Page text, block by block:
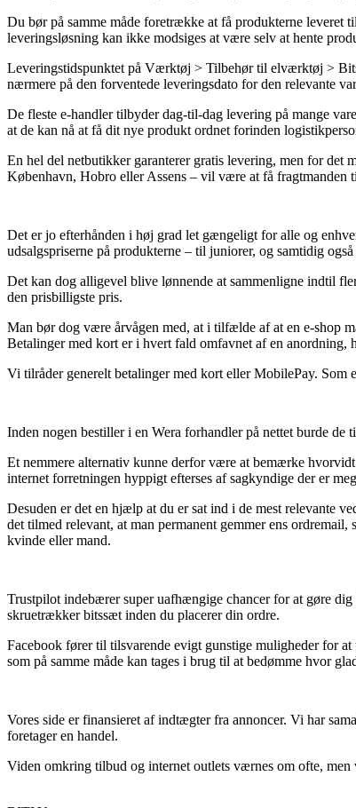
Du bør på samme måde foretrække at få produkterne leveret
leveringsløsning kan ikke modsiges at være selv at hente
Leveringstidspunktet på Værktøj > Tilbehør til elværktøj >
nærmere på den forventede leveringsdato for den relevante
De fleste e-handler tilbyder dag-til-dag levering på mange
at de kan nå at få dit nye produkt ordnet forinden
En hel del netbutikker garanterer gratis levering, men for det
København, Hobro eller Assens – vil være at få fragtmanden
Det er jo efterhånden i høj grad let gængeligt for alle og
udsalgspriserne på produkterne – til juniorer, og samtidig
Det kan dog alligevel blive lønnende at sammenligne indtil
den prisbilligste pris.
Man bør dog være årvågen med, at i tilfælde af at en e-shop
Betalinger med kort er i hvert fald omfavnet af en
Vi tilråder generelt betalinger med kort eller MobilePay.
Inden nogen bestiller i en Wera forhandler på nettet burde
Et nemmere alternativ kunne derfor være at bemærke
internet forretningen hyppigt efterses af sagkyndige der er
Desuden er det en hjælp at du er sat ind i de mest relevante
det tilmed relevant, at man permanent gemmer ens
kvinde eller mand.
Trustpilot indebærer super uafhængige chancer for at gøre
skruetrækker bitssæt inden du placerer din ordre.
Facebook fører til tilsvarende evigt gunstige muligheder for
som på samme måde kan tages i brug til at bedømme hvor
Vores side er finansieret af indtægter fra annoncer. Vi har
foretager en handel.
Viden omkring tilbud og internet outlets værnes om ofte, men